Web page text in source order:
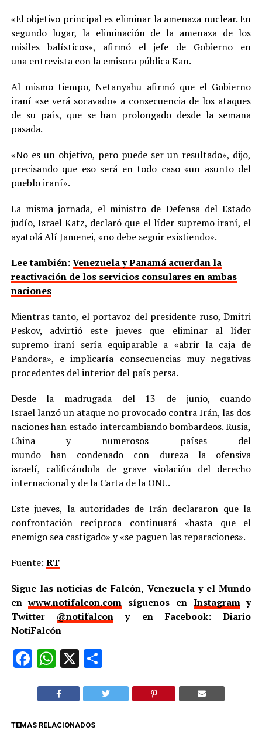
«El objetivo principal es eliminar la amenaza nuclear. En
segundo lugar, la eliminación de la amenaza de los
misiles balísticos», afirmó el jefe de Gobierno en
una entrevista con la emisora pública Kan.
Al mismo tiempo, Netanyahu afirmó que el Gobierno
iraní «se verá socavado» a consecuencia de los ataques
de su país, que se han prolongado desde la semana
pasada.
«No es un objetivo, pero puede ser un resultado», dijo,
precisando que eso será en todo caso «un asunto del
pueblo iraní».
La misma jornada, el ministro de Defensa del Estado
judío, Israel Katz, declaró que el líder supremo iraní, el
ayatolá Alí Jamenei, «no debe seguir existiendo».
Lee también:Venezuela y Panamá acuerdan la
reactivación de los servicios consulares en ambas
naciones
Mientras tanto, el portavoz del presidente ruso, Dmitri
Peskov, advirtió este jueves que eliminar al líder
supremo iraní sería equiparable a «abrir la caja de
Pandora», e implicaría consecuencias muy negativas
procedentes del interior del país persa.
Desde la madrugada del 13 de junio, cuando
Israel lanzó un ataque no provocado contra Irán, las dos
naciones han estado intercambiando bombardeos. Rusia,
China y numerosos países del
mundo han condenado con dureza la ofensiva
israelí, calificándola de grave violación del derecho
internacional y de la Carta de la ONU.
Este jueves, la autoridades de Irán declararon que la
confrontación recíproca continuará «hasta que el
enemigo sea castigado» y «se paguen las reparaciones».
Fuente: RT
Sigue las noticias de Falcón, Venezuela y el Mundo
enwww.notifalcon.com síguenos en Instagramy
Twitter @notifalcon y en Facebook: Diario
NotiFalcón
Facebook
WhatsApp
X Compartir
TEMAS RELACIONADOS